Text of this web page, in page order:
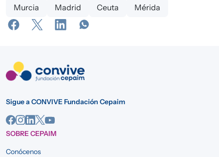
Murcia
Madrid Ceuta Mérida
Sigue a CONVIVE Fundación Cepaim
SOBRE CEPAIM
Conócenos